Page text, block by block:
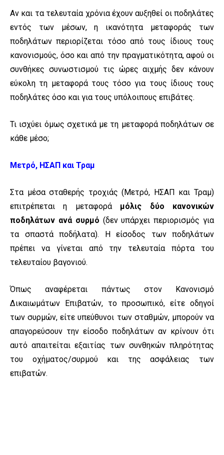
Αν και τα τελευταία χρόνια έχουν αυξηθεί οι ποδηλάτες
εντός των μέσων, η ικανότητα μεταφοράς των
ποδηλάτων περιορίζεται τόσο από τους ίδιους τους
κανονισμούς, όσο και από την πραγματικότητα, αφού οι
συνθήκες συνωστισμού τις ώρες αιχμής δεν κάνουν
εύκολη τη μεταφορά τους τόσο για τους ίδιους τους
ποδηλάτες όσο και για τους υπόλοιπους επιβάτες.
Τι ισχύει όμως σχετικά με τη μεταφορά ποδηλάτων σε
κάθε μέσο;
Μετρό, ΗΣΑΠ και Τραμ
Στα μέσα σταθερής τροχιάς (Μετρό, ΗΣΑΠ και Τραμ)
επιτρέπεται η μεταφορά μόλις δύο κανονικών
ποδηλάτων ανά συρμό (δεν υπάρχει περιορισμός για
τα σπαστά ποδήλατα). Η είσοδος των ποδηλάτων
πρέπει να γίνεται από την τελευταία πόρτα του
τελευταίου βαγονιού.
Όπως αναφέρεται πάντως στον Κανονισμό
Δικαιωμάτων Επιβατών, το προσωπικό, είτε οδηγοί
των συρμών, είτε υπεύθυνοι των σταθμών, μπορούν να
απαγορεύσουν την είσοδο ποδηλάτων αν κρίνουν ότι
αυτό απαιτείται εξαιτίας των συνθηκών πληρότητας
του οχήματος/συρμού και της ασφάλειας των
επιβατών.